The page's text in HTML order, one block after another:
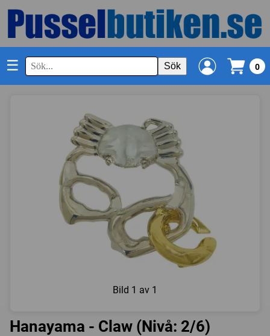
☰ Sök 0
Bild 1 av 1
Hanayama - Claw (Nivå: 2/6)